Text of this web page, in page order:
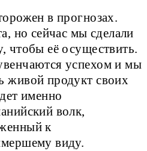
в прогнозах.
но сейчас мы сделали
чтобы её осуществить.
успехом и мы
живой продукт своих
именно
волк,
к
виду.